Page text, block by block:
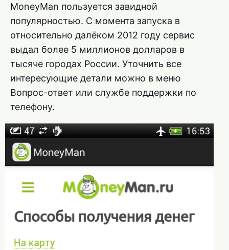
MoneyMan пользуется завидной
популярностью. С момента запуска в
относительно далёком 2012 году сервис
выдал более 5 миллионов долларов в
тысяче городах России. Уточнить все
интересующие детали можно в меню
Вопрос-ответ или службе поддержки по
телефону.